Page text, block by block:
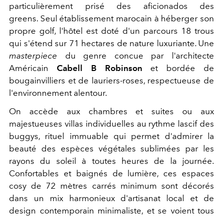
particulièrement prisé des aficionados des
greens. Seul établissement marocain à héberger son
propre golf, l'hôtel est doté d'un parcours 18 trous
qui s'étend sur 71 hectares de nature luxuriante. Une
masterpiece du genre concue par l'architecte
Américain Cabell B Robinson et bordée de
bougainvilliers et de lauriers-roses, respectueuse de
l'environnement alentour.
On accède aux chambres et suites ou aux
majestueuses villas individuelles au rythme lascif des
buggys, rituel immuable qui permet d'admirer la
beauté des espèces végétales sublimées par les
rayons du soleil à toutes heures de la journée.
Confortables et baignés de lumière, ces espaces
cosy de 72 mètres carrés minimum sont décorés
dans un mix harmonieux d'artisanat local et de
design contemporain minimaliste, et se voient tous